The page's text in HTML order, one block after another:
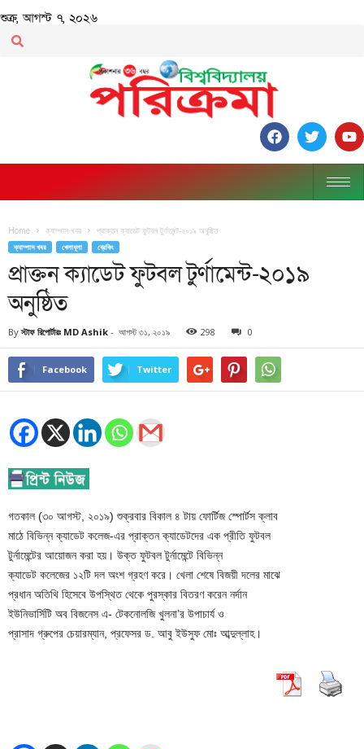
শুক্র, আগস্ট ৭, ২০২৬
Home ক্যাম্পাস খবর প্রাক্তন ক্যাডেট ফুটবল টুর্ণামেন্ট-২০১৯ অনুষ্ঠিত
ক্যাম্পাস খবর খেলাধূলা ব্রেকিং
প্রাক্তন ক্যাডেট ফুটবল টুর্ণামেন্ট-২০১৯
অনুষ্ঠিত
By স্টাফ রিপোর্টারঃ MD Ashik - আগস্ট ৩১, ২০১৯ 298 0
Facebook Twitter
গতকাল (৩০ আগস্ট, ২০১৯) শুক্রবার বিকাল ৪ টায় ফোর্টিজ স্পোর্টস ক্লাব
মাঠে বিভিন্ন ক্যাডেট কলেজ-এর প্রাক্তন ক্যাডেটদের এক প্রীতি ফুটবল
টুর্নামেন্টের আয়োজন করা হয়। উক্ত ফুটবল টুর্নামেন্টে বিভিন্ন
ক্যাডেট কলেজের ১২টি দল অংশ গ্রহণ করে। খেলা শেষে বিজয়ী দলের মাঝে
প্রধান অতিথি হিসেবে উপস্থিত থেকে পুরস্কার বিতরণ করেন নর্দান
ইউনিভার্সিটি অব বিজনেস এ- টেকনোলজি খুলনা’র উপাচার্য ও
প্রাসাদ গ্রুপের চেয়ারম্যান, প্রফেসর ড. আবু ইউসুফ মোঃ আব্দুল্লাহ।